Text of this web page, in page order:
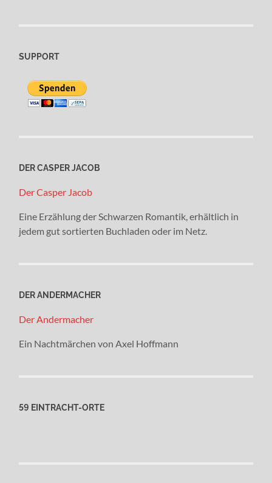
SUPPORT
DER CASPER JACOB
Der Casper Jacob
Eine Erzählung der Schwarzen Romantik, erhältlich in
jedem gut sortierten Buchladen oder im Netz.
DER ANDERMACHER
Der Andermacher
Ein Nachtmärchen von Axel Hoffmann
59 EINTRACHT-ORTE